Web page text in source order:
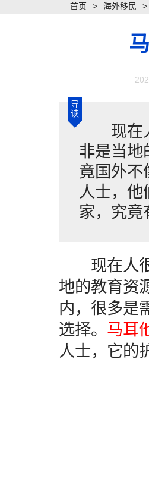
首页 > 海外移民 >
导
读
现在人
非是当地
竟国外不
人士，
家，究竟
现在人很
地的教育资
内，很多是
选择。 马耳
人士，它的